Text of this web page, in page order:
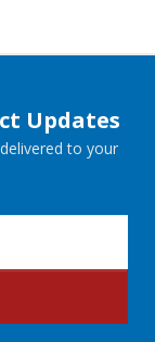
Updates
to your